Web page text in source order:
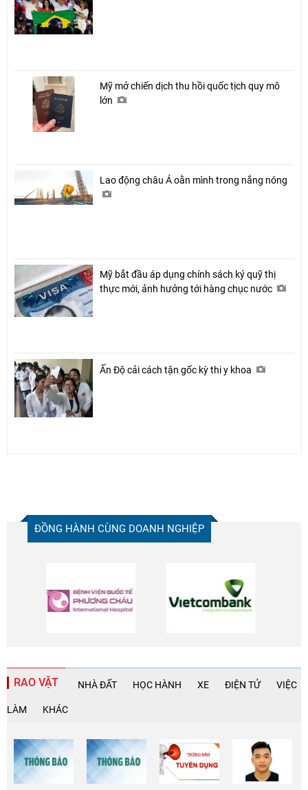
Mỹ mở chiến dịch thu hồi quốc tịch quy mô
lớn
Lao động châu Á oằn mình trong nắng nóng
Mỹ bắt đầu áp dụng chính sách ký quỹ thị
thực mới, ảnh hưởng tới hàng chục nước
Ấn Độ cải cách tận gốc kỳ thi y khoa
ĐỒNG HÀNH CÙNG DOANH NGHIỆP
RAO VẶT NHÀ ĐẤT HỌC HÀNH XE ĐIỆN TỬ VIỆC
LÀM KHÁC